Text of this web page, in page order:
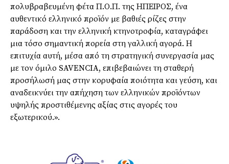
πολυβραβευμένη φέτα Π.Ο.Π. της ΗΠΕΙΡΟΣ, ένα
αυθεντικό ελληνικό προϊόν με βαθιές ρίζες στην
παράδοση και την ελληνική κτηνοτροφία, καταγράφει
μια τόσο σημαντική πορεία στη γαλλική αγορά. Η
επιτυχία αυτή, μέσα από τη στρατηγική συνεργασία μας
με τον όμιλο SAVENCIA, επιβεβαιώνει τη σταθερή
προσήλωσή μας στην κορυφαία ποιότητα και γεύση, και
αναδεικνύει την απήχηση των ελληνικών προϊόντων
υψηλής προστιθέμενης αξίας στις αγορές του
εξωτερικού.».